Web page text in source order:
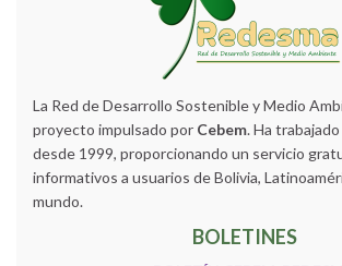
La Red de Desarrollo Sostenible y Medio
proyecto impulsado por Cebem. Ha
desde 1999, proporcionando un servicio
informativos a usuarios de Bolivia,
mundo.
BOLETINES